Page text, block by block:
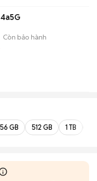
Còn bảo hành
GB 512 GB 1 TB